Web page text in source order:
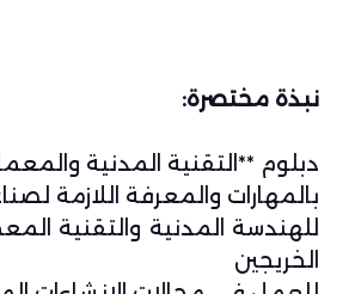
نبذة مختصرة:
دبلوم **التقنية المدنية
بالمهارات والمعرفة اللازمة
للهندسة المدنية والتقنية
الخريجين